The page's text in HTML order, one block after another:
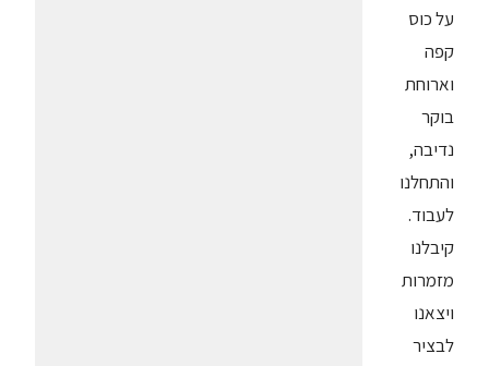
על כוס
קפה
וארוחת
בוקר
נדיבה,
והתחלנו
לעבוד.
קיבלנו
מזמרות
ויצאנו
לבציר